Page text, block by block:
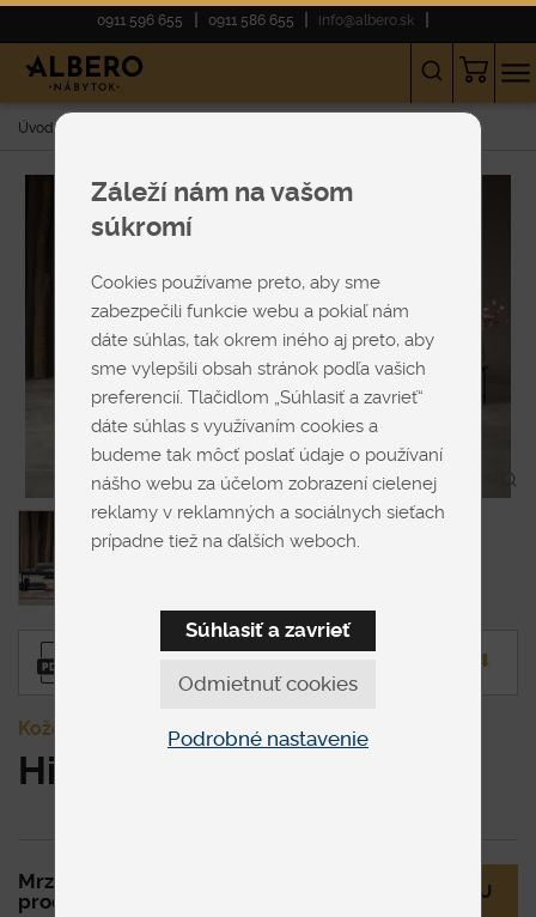
0911 596 655 0911 586 655 info@albero.sk
Úvod
⬇︎
Kožené
Himolla 1061-2
Mrzí nás to, ale tento
produkt už nie je v ponuke.
MÁM OTÁZKU
Záleží nám na vašom
súkromí
Cookies používame preto, aby sme
zabezpečili funkcie webu a pokiaľ nám
dáte súhlas, tak okrem iného aj preto, aby
sme vylepšili obsah stránok podľa vašich
preferencií. Tlačidlom „Súhlasiť a zavrieť“
dáte súhlas s využívaním cookies a
budeme tak môcť poslať údaje o používaní
nášho webu za účelom zobrazení cielenej
reklamy v reklamných a sociálnych sieťach
prípadne tiež na ďalších weboch.
Odmietnuť cookies
Súhlasiť a zavrieť
Podrobné nastavenie